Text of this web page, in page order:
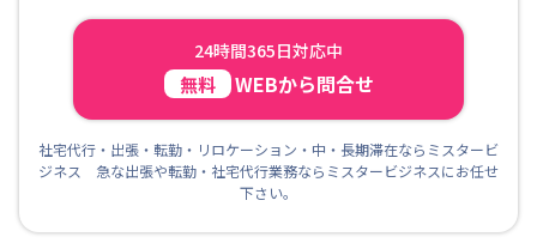
24時間365日対応中
無料 WEBから問合せ
社宅代行・出張・転勤・リロケーション・中・長期滞在ならミスタービ
ジネス 急な出張や転勤・社宅代行業務ならミスタービジネスにお任せ
下さい。